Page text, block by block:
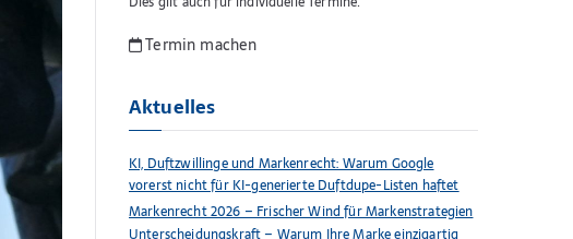
Termin machen
Aktuelles
KI, Duftzwillinge und Markenrecht: Warum Google
vorerst nicht für KI-generierte Duftdupe-Listen haftet
Markenrecht 2026 – Frischer Wind für Markenstrategien
Unterscheidungskraft – Warum Ihre Marke einzigartig